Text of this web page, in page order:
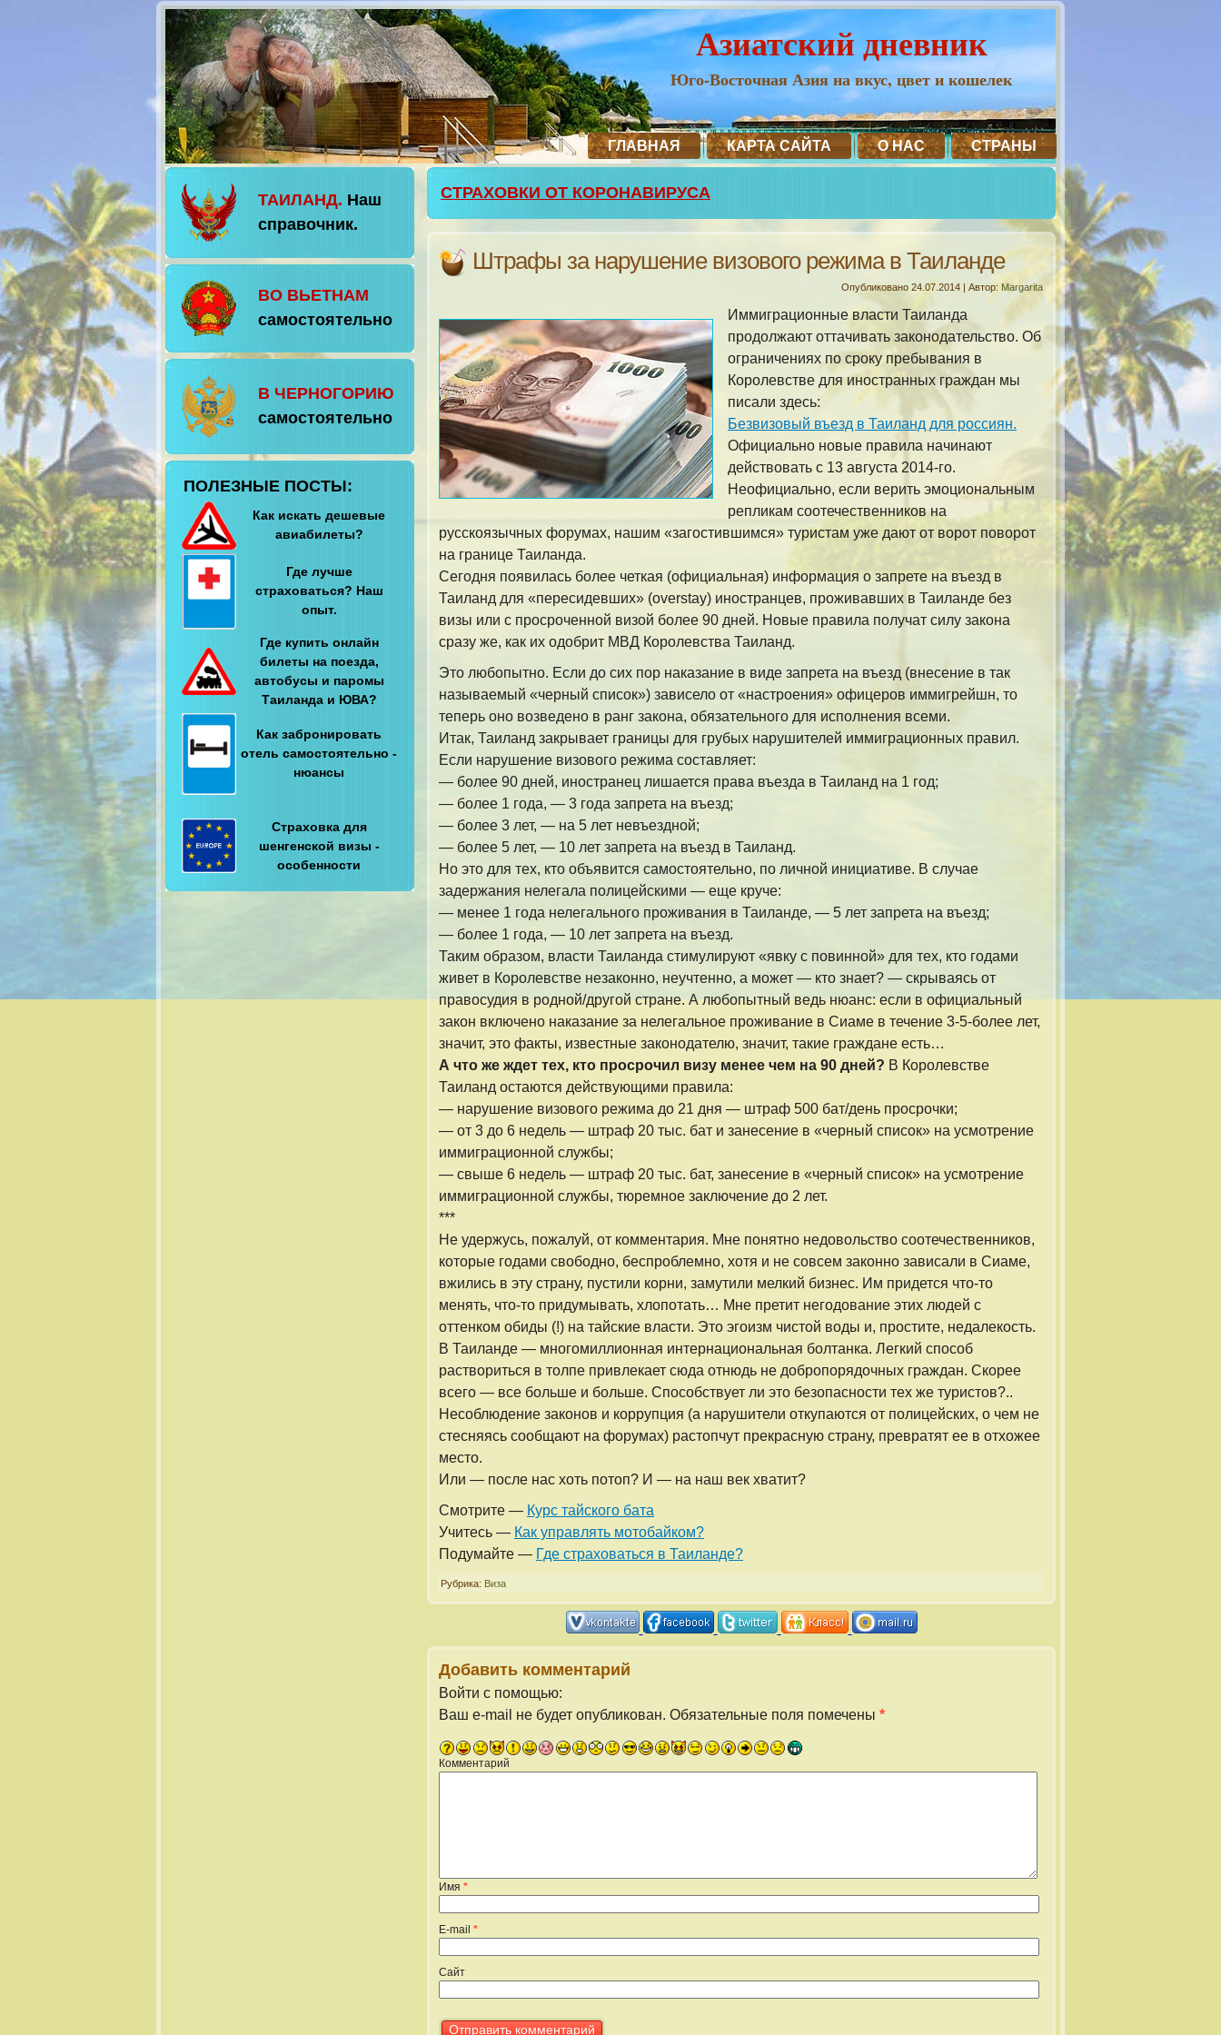
Азиатский дневник
Юго-Восточная Азия на вкус, цвет и кошелек
ГЛАВНАЯ КАРТА САЙТА О НАС СТРАНЫ
ТАИЛАНД. Наш
справочник.
ВО ВЬЕТНАМ
самостоятельно
В ЧЕРНОГОРИЮ
самостоятельно
ПОЛЕЗНЫЕ ПОСТЫ:
Как искать дешевые
авиабилеты?
Где лучше
страховаться? Наш
опыт.
Где купить онлайн
билеты на поезда,
автобусы и паромы
Таиланда и ЮВА?
Как забронировать
отель самостоятельно -
нюансы
Страховка для
шенгенской визы -
особенности
СТРАХОВКИ ОТ КОРОНАВИРУСА
Штрафы за нарушение визового режима в Таиланде
Опубликовано 24.07.2014 | Автор: Margarita
Иммиграционные власти Таиланда
продолжают оттачивать законодательство. Об
ограничениях по сроку пребывания в
Королевстве для иностранных граждан мы
писали здесь:
Безвизовый въезд в Таиланд для россиян.
Официально новые правила начинают
действовать с 13 августа 2014-го.
Неофициально, если верить эмоциональным
репликам соотечественников на
русскоязычных форумах, нашим «загостившимся» туристам уже дают от ворот поворот
на границе Таиланда.
Сегодня появилась более четкая (официальная) информация о запрете на въезд в
Таиланд для «пересидевших» (overstay) иностранцев, проживавших в Таиланде без
визы или с просроченной визой более 90 дней. Новые правила получат силу закона
сразу же, как их одобрит МВД Королевства Таиланд.
Это любопытно. Если до сих пор наказание в виде запрета на въезд (внесение в так
называемый «черный список») зависело от «настроения» офицеров иммигрейшн, то
теперь оно возведено в ранг закона, обязательного для исполнения всеми.
Итак, Таиланд закрывает границы для грубых нарушителей иммиграционных правил.
Если нарушение визового режима составляет:
— более 90 дней, иностранец лишается права въезда в Таиланд на 1 год;
— более 1 года, — 3 года запрета на въезд;
— более 3 лет, — на 5 лет невъездной;
— более 5 лет, — 10 лет запрета на въезд в Таиланд.
Но это для тех, кто объявится самостоятельно, по личной инициативе. В случае
задержания нелегала полицейскими — еще круче:
— менее 1 года нелегального проживания в Таиланде, — 5 лет запрета на въезд;
— более 1 года, — 10 лет запрета на въезд.
Таким образом, власти Таиланда стимулируют «явку с повинной» для тех, кто годами
живет в Королевстве незаконно, неучтенно, а может — кто знает? — скрываясь от
правосудия в родной/другой стране. А любопытный ведь нюанс: если в официальный
закон включено наказание за нелегальное проживание в Сиаме в течение 3-5-более лет,
значит, это факты, известные законодателю, значит, такие граждане есть…
А что же ждет тех, кто просрочил визу менее чем на 90 дней? В Королевстве
Таиланд остаются действующими правила:
— нарушение визового режима до 21 дня — штраф 500 бат/день просрочки;
— от 3 до 6 недель — штраф 20 тыс. бат и занесение в «черный список» на усмотрение
иммиграционной службы;
— свыше 6 недель — штраф 20 тыс. бат, занесение в «черный список» на усмотрение
иммиграционной службы, тюремное заключение до 2 лет.
***
Не удержусь, пожалуй, от комментария. Мне понятно недовольство соотечественников,
которые годами свободно, беспроблемно, хотя и не совсем законно зависали в Сиаме,
вжились в эту страну, пустили корни, замутили мелкий бизнес. Им придется что-то
менять, что-то придумывать, хлопотать… Мне претит негодование этих людей с
оттенком обиды (!) на тайские власти. Это эгоизм чистой воды и, простите, недалекость.
В Таиланде — многомиллионная интернациональная болтанка. Легкий способ
раствориться в толпе привлекает сюда отнюдь не добропорядочных граждан. Скорее
всего — все больше и больше. Способствует ли это безопасности тех же туристов?..
Несоблюдение законов и коррупция (а нарушители откупаются от полицейских, о чем не
стесняясь сообщают на форумах) растопчут прекрасную страну, превратят ее в отхожее
место.
Или — после нас хоть потоп? И — на наш век хватит?
Смотрите — Курс тайского бата
Учитесь — Как управлять мотобайком?
Подумайте — Где страховаться в Таиланде?
Рубрика: Виза
Добавить комментарий
Войти с помощью:
Ваш e-mail не будет опубликован. Обязательные поля помечены *
Комментарий
Имя *
E-mail *
Сайт